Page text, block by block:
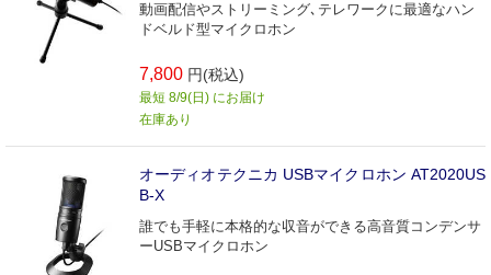
動画配信やストリーミング､テレワークに最適なハン
ドベルド型マイクロホン
7,800 円(税込)
最短 8/9(日) にお届け
在庫あり
オーディオテクニカ USBマイクロホン AT2020US
B-X
誰でも手軽に本格的な収音ができる高音質コンデンサ
ーUSBマイクロホン